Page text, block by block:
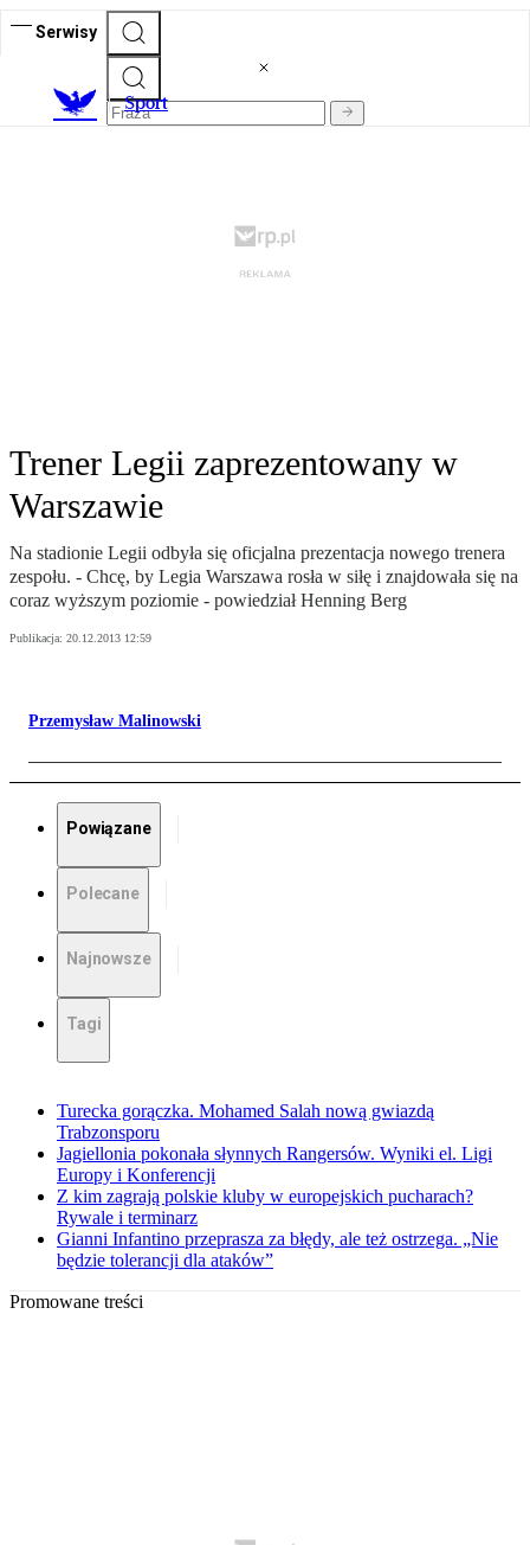
Serwisy
Sport
Trener Legii zaprezentowany w
Warszawie
Na stadionie Legii odbyła się oficjalna prezentacja nowego trenera
zespołu. - Chcę, by Legia Warszawa rosła w siłę i znajdowała się na
coraz wyższym poziomie - powiedział Henning Berg
Publikacja: 20.12.2013 12:59
Przemysław Malinowski
Powiązane
Polecane
Najnowsze
Tagi
Turecka gorączka. Mohamed Salah nową gwiazdą
Trabzonsporu
Jagiellonia pokonała słynnych Rangersów. Wyniki el. Ligi
Europy i Konferencji
Z kim zagrają polskie kluby w europejskich pucharach?
Rywale i terminarz
Gianni Infantino przeprasza za błędy, ale też ostrzega. „Nie
będzie tolerancji dla ataków”
Promowane treści